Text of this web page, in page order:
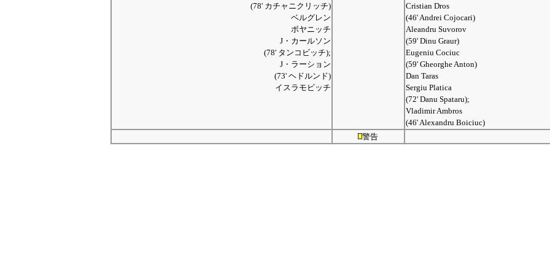
(78' カチャニクリッチ)
ベルグレン
ボヤニッチ
J・カールソン
(78' タンコビッチ);
J・ラーション
(73' ヘドルンド)
イスラモビッチ
Cristian Dros
(46' Andrei Cojocari)
Aleandru Suvorov
(59' Dinu Graur)
Eugeniu Cociuc
(59' Gheorghe Anton)
Dan Taras
Sergiu Platica
(72' Danu Spataru);
Vladimir Ambros
(46' Alexandru Boiciuc)
警告